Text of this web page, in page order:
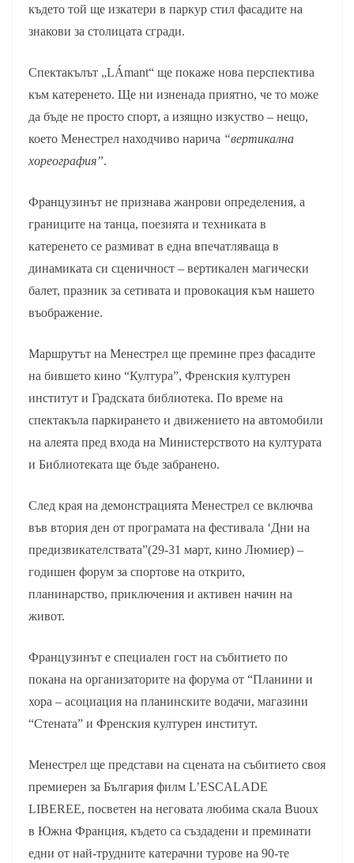
където той ще изкатери в паркур стил фасадите на
знакови за столицата сгради.
Спектакълът „LÁmant“ ще покаже нова перспектива
към катеренето. Ще ни изненада приятно, че то може
да бъде не просто спорт, а изящно изкуство – нещо,
което Менестрел находчиво нарича “вертикална
хореография”.
Французинът не признава жанрови определения, а
границите на танца, поезията и техниката в
катеренето се размиват в една впечатляваща в
динамиката си сценичност – вертикален магически
балет, празник за сетивата и провокация към нашето
въображение.
Маршрутът на Менестрел ще премине през фасадите
на бившето кино “Култура”, Френския културен
институт и Градската библиотека. По време на
спектакъла паркирането и движението на автомобили
на алеята пред входа на Министерството на културата
и Библиотеката ще бъде забранено.
След края на демонстрацията Менестрел се включва
във втория ден от програмата на фестивала ‘Дни на
предизвикателствата”(29-31 март, кино Люмиер) –
годишен форум за спортове на открито,
планинарство, приключения и активен начин на
живот.
Французинът е специален гост на събитието по
покана на организаторите на форума от “Планини и
хора – асоциация на планинските водачи, магазини
“Стената” и Френския културен институт.
Менестрел ще представи на сцената на събитието своя
премиерен за България филм L’ESCALADE
LIBEREE, посветен на неговата любима скала Buoux
в Южна Франция, където са създадени и преминати
едни от най-трудните катерачни турове на 90-те